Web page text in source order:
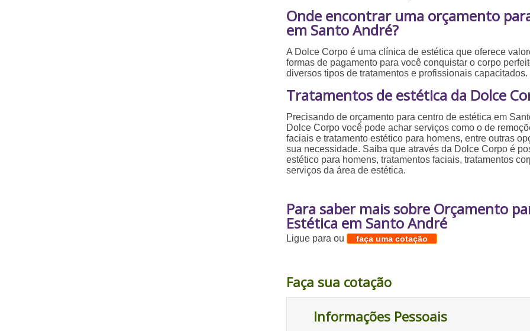
Onde encontrar uma orçamento
em Santo André?
A Dolce Corpo é uma clínica de estética que oferece
formas de pagamento para você conquistar o corpo
diversos tipos de tratamentos e profissionais capacitados.
Tratamentos de estética da Dolce
Precisando de orçamento para centro de estética em
Dolce Corpo você pode achar serviços como o de
faciais e tratamento estético para homens, entre outras
sua necessidade. Saiba que através da Dolce Corpo é
estético para homens, tratamentos faciais, tratamentos
serviços da área de estética.
Para saber mais sobre Orçamento
Estética em Santo André
Ligue paraou faça uma cotação
Faça sua cotação
Informações Pessoais